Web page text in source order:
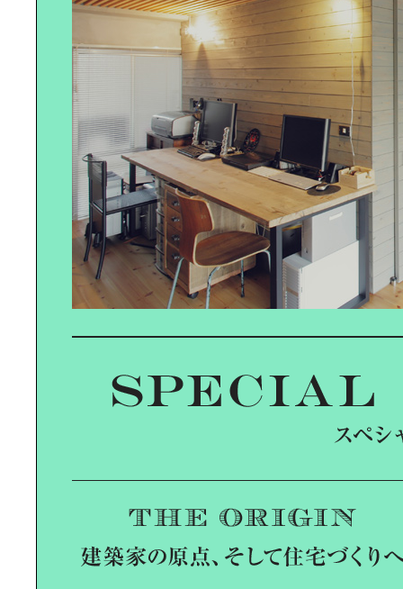
プロに学ぶ｜スマートフォン撮影術
Plantica木村貴史が提案する｜贈る
花・迎える花
郷古隆洋のヴィンテージ雑貨｜でつ
くる素敵な空間
みんなを幸せにする｜「おもてな